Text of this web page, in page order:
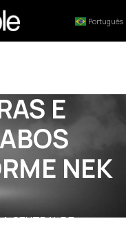
Português
E
NEK
1. CENTRAL DE